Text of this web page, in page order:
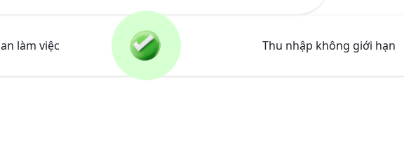
làm việc Thu nhập không giới hạn